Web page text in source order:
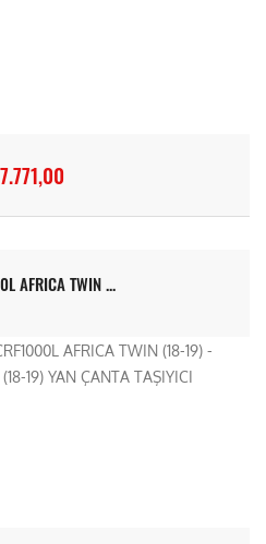
AFRICA TWIN ...